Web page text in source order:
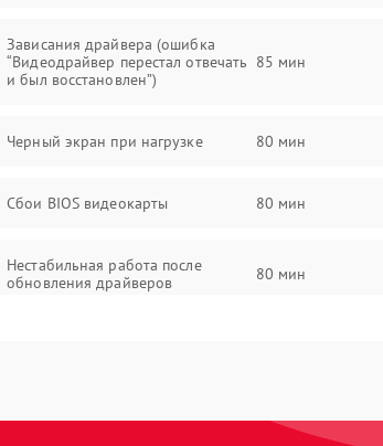
Зависания драйвера (ошибка
“Видеодрайвер перестал отвечать
и был восстановлен”)
85 мин
Черный экран при нагрузке 80 мин
Сбои BIOS видеокарты 80 мин
Нестабильная работа после
обновления драйверов
80 мин